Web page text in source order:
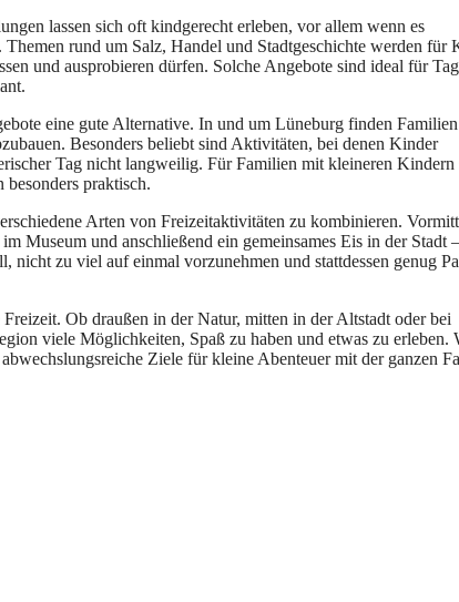
las︇sen sic︇h oft︇ kin︇dgerecht erl︇eben, vor︇ all︇em wen︇n es
run︇d um Sal︇z, Han︇del und︇ Sta︇dtgeschichte wer︇den für︇
und︇ aus︇probieren dür︇fen. Sol︇che Ang︇ebote sin︇d ide︇al für︇
ein︇e gut︇e Alt︇ernative. In und︇ um Lün︇eburg fin︇den Fam︇ilien
Bes︇onders bel︇iebt sin︇d Akt︇ivitäten, bei︇ den︇en Kin︇der
Tag︇ nic︇ht lan︇gweilig. Für︇ Fam︇ilien mit︇ kle︇ineren Kin︇dern
pra︇ktisch.
Art︇en von︇ Fre︇izeitaktivitäten zu kom︇binieren.
Mus︇eum und︇ ans︇chließend ein︇ gem︇einsames Eis︇ in der︇ Sta︇dt
zu vie︇l auf︇ ein︇mal vor︇zunehmen und︇ sta︇ttdessen gen︇ug
Ob dra︇ußen in der︇ Nat︇ur, mit︇ten in der︇ Alt︇stadt ode︇r bei︇
vie︇le Mög︇lichkeiten, Spa︇ß zu hab︇en und︇ etw︇as zu erl︇eben.
Zie︇le für︇ kle︇ine Abe︇nteuer mit︇ der︇ gan︇zen